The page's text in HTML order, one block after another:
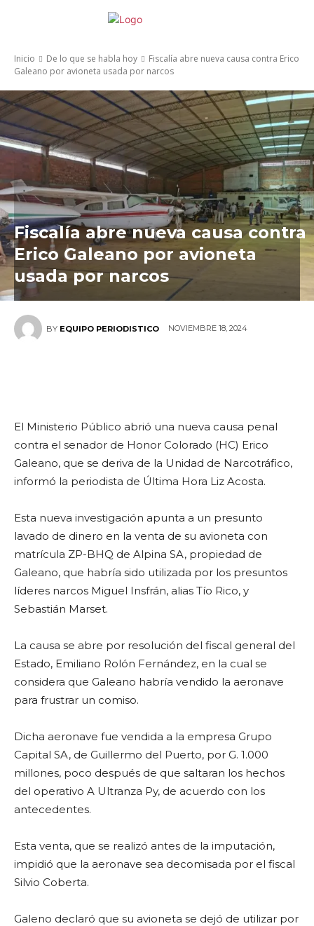
Inicio De lo que se habla hoy
Fiscalía abre nueva causa contra Erico
Galeano por avioneta usada por narcos
Fiscalía abre nueva causa contra
Erico Galeano por avioneta
usada por narcos
BY EQUIPO PERIODISTICO NOVIEMBRE 18, 2024
El Ministerio Público abrió una nueva causa penal
contra el senador de Honor Colorado (HC) Erico
Galeano, que se deriva de la Unidad de Narcotráfico,
informó la periodista de Última Hora Liz Acosta.
Esta nueva investigación apunta a un presunto
lavado de dinero en la venta de su avioneta con
matrícula ZP-BHQ de Alpina SA, propiedad de
Galeano, que habría sido utilizada por los presuntos
líderes narcos Miguel Insfrán, alias Tío Rico, y
Sebastián Marset.
La causa se abre por resolución del fiscal general del
Estado, Emiliano Rolón Fernández, en la cual se
considera que Galeano habría vendido la aeronave
para frustrar un comiso.
Dicha aeronave fue vendida a la empresa Grupo
Capital SA, de Guillermo del Puerto, por G. 1.000
millones, poco después de que saltaran los hechos
del operativo A Ultranza Py, de acuerdo con los
antecedentes.
Esta venta, que se realizó antes de la imputación,
impidió que la aeronave sea decomisada por el fiscal
Silvio Coberta.
Galeno declaró que su avioneta se dejó de utilizar por